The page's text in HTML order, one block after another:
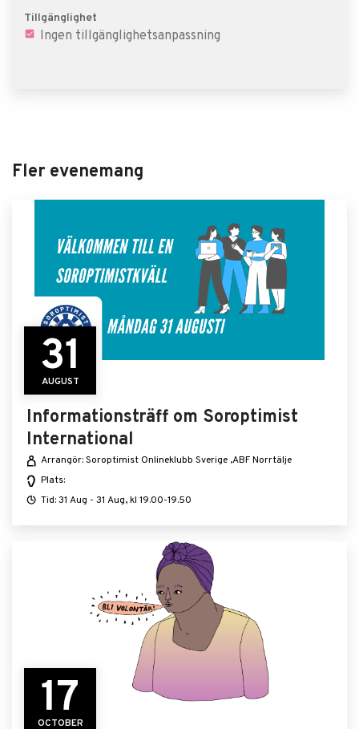
Tillgänglighet
Ingen tillgänglighetsanpassning
Fler evenemang
31
AUGUST
Informationsträff om Soroptimist
International
Arrangör: Soroptimist Onlineklubb Sverige ,ABF Norrtälje
Plats:
Tid: 31 Aug - 31 Aug, kl 19.00-19.50
17
OCTOBER